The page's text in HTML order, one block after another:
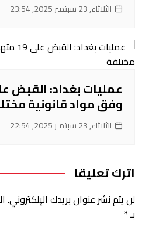
الثلاثاء, 23 سبتمبر 2025, 23:54
وفق مواد قانونية
الثلاثاء, 23 سبتمبر 2025, 22:54
اترك تعليقاً
لن يتم نشر عنوان بريدك الإلكتروني.
بـ*